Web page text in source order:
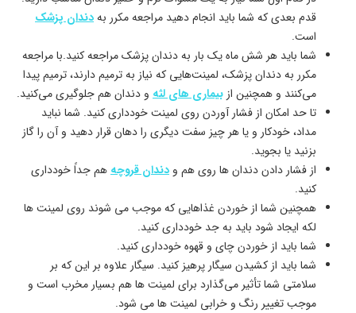
قدم بعدی که شما باید انجام دهید مراجعه مکرر بهدندان پزشک
است.
شما باید هر شش ماه یک بار به دندان پزشک مراجعه کنید.با مراجعه
مکرر به دندان پزشک، لمینت‌هایی که نیاز به ترمیم دارند، ترمیم پیدا
می‌کنند و همچنین از بیماری های لثه و دندان هم جلوگیری می‌کنید.
تا حد امکان از فشار آوردن روی لمینت خودداری کنید. شما نباید
مداد، خودکار و یا هر چیز سفت دیگری را دهان قرار دهید و آن را گاز
بزنید یا بجوید.
از فشار دادن دندان ها روی هم و دندان قروچههم جداً خودداری
کنید.
همچنین شما از خوردن غذاهایی که موجب می شوند روی لمینت ها
لکه ایجاد شود باید به جد خودداری کنید.
شما باید از خوردن چای و قهوه خودداری کنید.
شما باید از کشیدن سیگار پرهیز کنید. سیگار علاوه بر این که بر
سلامتی شما تأثیر می‌گذارد برای لمینت ها هم بسیار مخرب است و
موجب تغییر رنگ و خرابی لمینت ها می شود.